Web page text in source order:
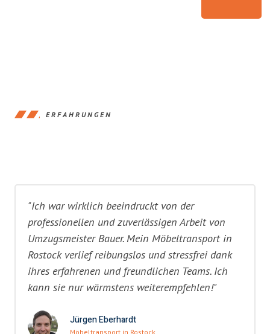
ERFAHRUNGEN
"Ich war wirklich beeindruckt von der
professionellen und zuverlässigen Arbeit von
Umzugsmeister Bauer. Mein Möbeltransport in
Rostock verlief reibungslos und stressfrei dank
ihres erfahrenen und freundlichen Teams. Ich
kann sie nur wärmstens weiterempfehlen!"
Jürgen Eberhardt
Möbeltransport in Rostock